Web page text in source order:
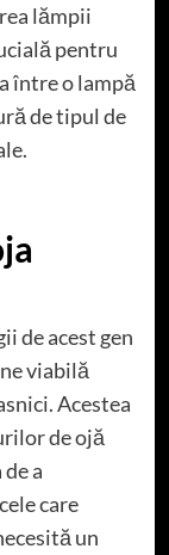
lămpii
pentru
între o lampă
de tipul de
de acest gen
viabilă
Acestea
de ojă
a
care
un